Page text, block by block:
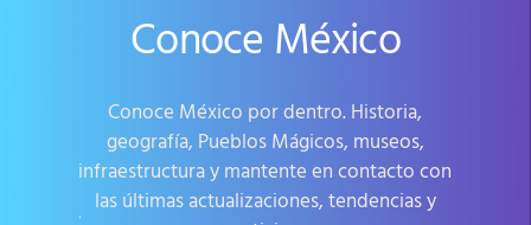
Conoce México
Conoce México por dentro. Historia,
geografía, Pueblos Mágicos, museos,
infraestructura y mantente en contacto con
las últimas actualizaciones, tendencias y